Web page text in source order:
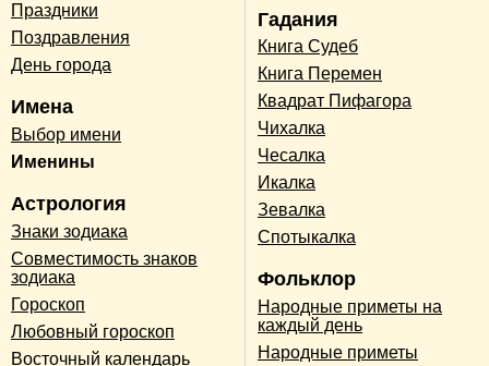
Праздники
Поздравления
День города
Имена
Выбор имени
Именины
Астрология
Знаки зодиака
Совместимость знаков
зодиака
Гороскоп
Любовный гороскоп
Восточный календарь
Гадания
Книга Судеб
Книга Перемен
Квадрат Пифагора
Чихалка
Чесалка
Икалка
Зевалка
Спотыкалка
Фольклор
Народные приметы на
каждый день
Народные приметы